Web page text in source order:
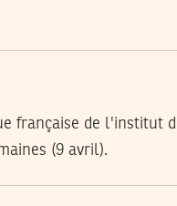
française de l'institut
(9 avril).